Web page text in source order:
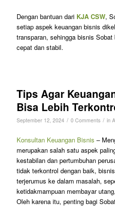
Dengan bantuan dari KJA CSW,
setiap aspek keuangan bisnis
transparan, sehingga bisnis
cepat dan stabil.
Tips Agar
Bisa Lebih
September 12, 2024 / 0 Comments / in
Konsultan Keuangan Bisnis –
merupakan salah satu aspek
kestabilan dan pertumbuhan
tidak terkontrol dengan baik,
terjerumus ke dalam masalah,
ketidakmampuan membayar
Oleh karena itu, penting bagi